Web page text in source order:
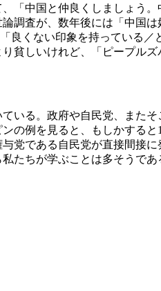
中国と仲良くしましょう
調査が、数年後には「中国
良くない印象を持っている／
しいけれど、「ピープル
る。政府や自民党、また
の例を見ると、もしかすると
である自民党が直接間接
たちが学ぶことは多そうで